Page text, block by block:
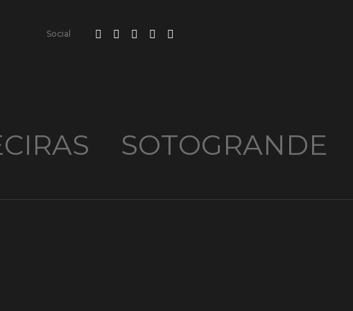
Social
SOTOGRANDE